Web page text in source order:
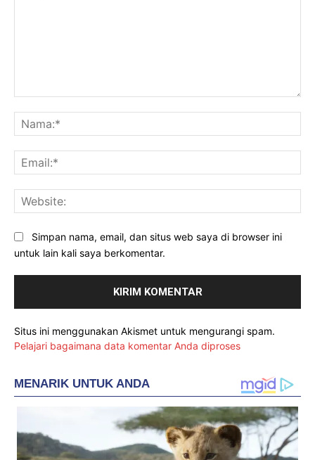
Simpan nama, email, dan situs web saya di browser ini
untuk lain kali saya berkomentar.
Situs ini menggunakan Akismet untuk mengurangi spam.
Pelajari bagaimana data komentar Anda diproses